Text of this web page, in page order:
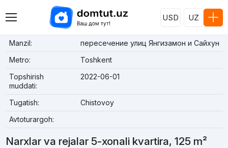
USD UZ
Manzil:
пересечение улиц Янгизамон и Сайхун
Metro:
Toshkent
Topshirish
muddati:
2022-06-01
Tugatish:
Chistovoy
Avtoturargoh:
Narxlar va rejalar 5-xonali kvartira, 125 m²